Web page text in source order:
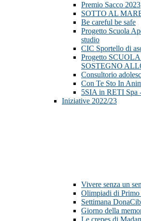
Premio Sacco 2023
SOTTO AL
Be careful be safe
Progetto Scuola
studio
CIC Sportello di
Progetto
SOSTEGNO
Consultorio
Con Te Sto In
5SIA in RETI Spa
Iniziative 2022/23
Vivere senza un
Olimpiadi di Primo
Settimana
Giorno della